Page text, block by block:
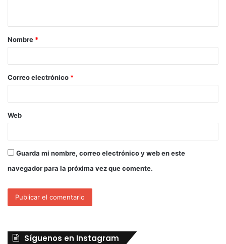
Nombre *
Correo electrónico *
Web
Guarda mi nombre, correo electrónico y web en este
navegador para la próxima vez que comente.
Síguenos en Instagram